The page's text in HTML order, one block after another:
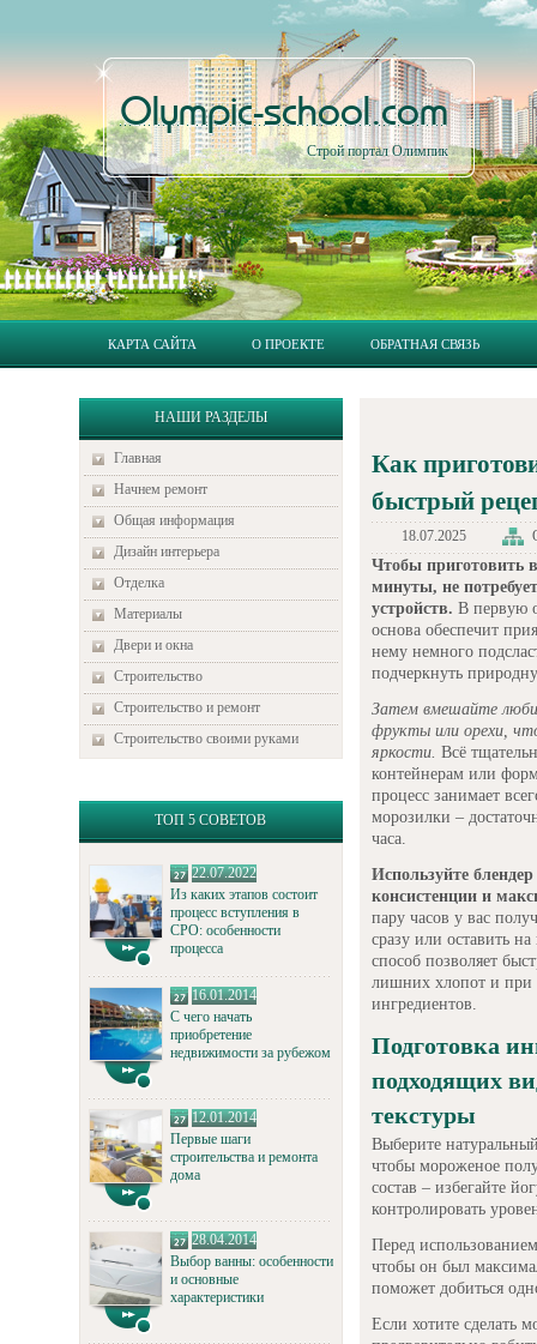
Olympic-school.com
Строй портал Олимпик
КАРТА САЙТА О ПРОЕКТЕ ОБРАТНАЯ СВЯЗЬ
НАШИ РАЗДЕЛЫ
Главная
Начнем ремонт
Общая информация
Дизайн интерьера
Отделка
Материалы
Двери и окна
Строительство
Строительство и ремонт
Строительство своими руками
ТОП 5 СОВЕТОВ
22.07.2022
Из каких этапов состоит
процесс вступления в
СРО: особенности
процесса
16.01.2014
С чего начать
приобретение
недвижимости за рубежом
12.01.2014
Первые шаги
строительства и ремонта
дома
28.04.2014
Выбор ванны: особенности
и основные
характеристики
Как
быстрый
18.07.2025
Чтобы приготовить
минуты, не
устройств. В первую
основа обеспечит
нему немного
подчеркнуть
Затем вмешайте
фрукты или орехи,
яркости. Всё
контейнерам или
процесс занимает
морозилки –
часа.
Используйте
консистенции и
пару часов у вас
сразу или оставить
способ позволяет
лишних хлопот и при
ингредиентов.
Подготовка
подходящих
текстуры
Выберите
чтобы мороженое
состав – избегайте
контролировать
Перед
чтобы он был
поможет добиться
Если хотите сделать